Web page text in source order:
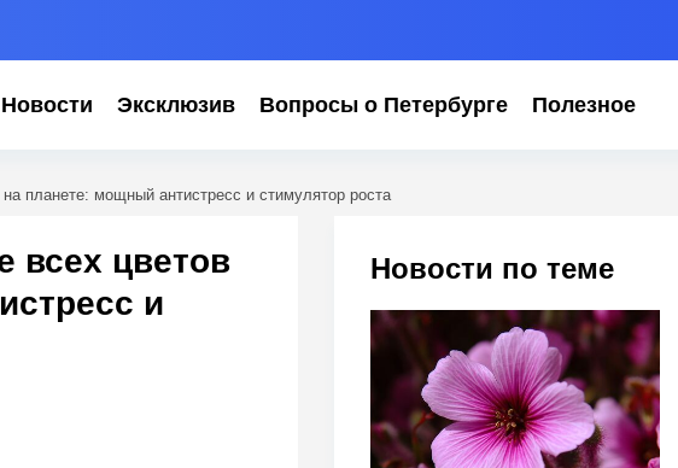
Новости Эксклюзив Вопросы о Петербурге Полезное
на планете: мощный антистресс и стимулятор роста
Новости по теме
всех цветов
и